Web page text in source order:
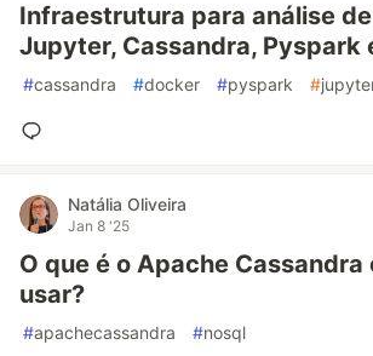
Infraestrutura para análise
Jupyter, Cassandra, Pyspark
#cassandra #docker #pyspark #
Natália Oliveira
Jan 8 '25
O que é o Apache Cassandra
usar?
#apachecassandra #nosql